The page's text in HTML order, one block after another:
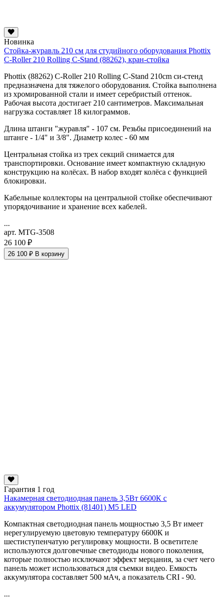
Новинка
Стойка-журавль 210 см для студийного оборудования Phottix
C-Roller 210 Rolling C-Stand (88262), кран-стойка
Phottix (88262) C-Roller 210 Rolling C-Stand 210cm си-стенд
предназначена для тяжелого оборудования. Стойка выполнена
из хромированной стали и имеет серебристый оттенок.
Рабочая высота достигает 210 сантиметров. Максимальная
нагрузка составляет 18 килограммов.
Длина штанги "журавля" - 107 см. Резьбы присоединений на
штанге - 1/4" и 3/8". Диаметр колес - 60 мм
Центральная стойка из трех секций снимается для
транспортировки. Основание имеет компактную складную
конструкцию на колёсах. В набор входят колёса с функцией
блокировки.
Кабельные коллекторы на центральной стойке обеспечивают
упорядочивание и хранение всех кабелей.
...
арт. MTG-3508
26 100 ₽
26 100 ₽ В корзину
Гарантия 1 год
Накамерная светодиодная панель 3,5Вт 6600К с
аккумулятором Phottix (81401) M5 LED
Компактная светодиодная панель мощностью 3,5 Вт имеет
нерегулируемую цветовую температуру 6600К и
шестиступенчатую регулировку мощности. В осветителе
используются долговечные светодиоды нового поколения,
которые полностью исключают эффект мерцания, за счет чего
панель может использоваться для съемки видео. Емкость
аккумулятора составляет 500 мАч, а показатель CRI - 90.
...